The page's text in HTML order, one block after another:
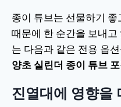
종이 튜브는 선물하기
때문에 한 순간을 보내
는 다음과 같은 전용 옵
양초 실린더 종이 튜브
진열대에 영향을